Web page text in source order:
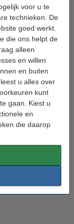
voor u te
technieken. De
goed werkt.
die ons helpt de
alleen
en willen
en buiten
leest u alles over
kunt
gaan. Kiest u
en
die daarop
ook